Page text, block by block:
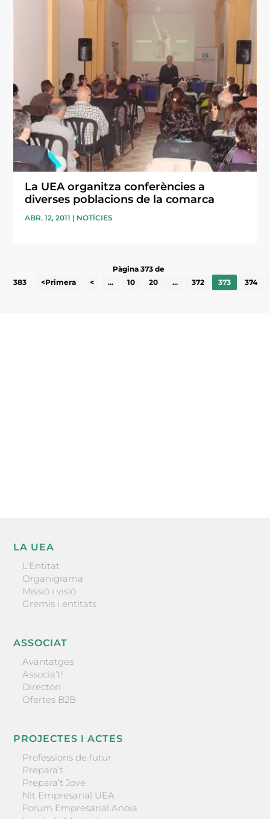
La UEA organitza conferències a
diverses poblacions de la comarca
ABR. 12, 2011 | NOTÍCIES
Pàgina 373 de
383
<Primera < ... 10 20 ... 372 373 374
LA UEA
L’Entitat
Organigrama
Missió i visió
Gremis i entitats
ASSOCIAT
Avantatges
Associa’t!
Directori
Ofertes B2B
PROJECTES I ACTES
Professions de futur
Prepara’t
Prepara’t Jove
Nit Empresarial UEA
Forum Empresarial Anoia